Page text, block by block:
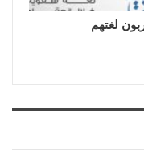
لغتهم